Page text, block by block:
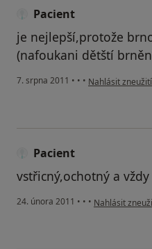
Pacient
je nejlepší,protože
(nafoukani dětští
7. srpna 2011 • • • podle názoru
Nahlásit zneužití
Pacient
vstřicný,ochotný a
24. února 2011 • • • podle názoru
Nahlásit